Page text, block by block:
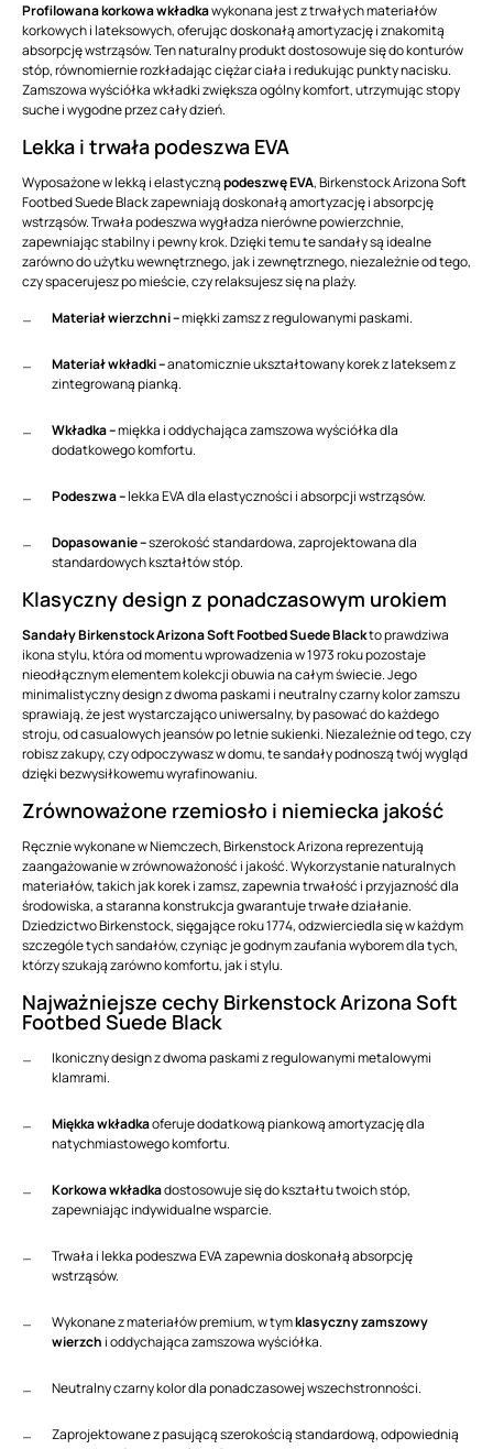
Profilowana korkowa wkładkawykonana jest z trwałych materiałów
korkowych i lateksowych, oferując doskonałą amortyzację i znakomitą
absorpcję wstrząsów. Ten naturalny produkt dostosowuje się do konturów
stóp, równomiernie rozkładając ciężar ciała i redukując punkty nacisku.
Zamszowa wyściółka wkładki zwiększa ogólny komfort, utrzymując stopy
suche i wygodne przez cały dzień.
Lekka i trwała podeszwa EVA
Wyposażone w lekką i elastycznąpodeszwę EVA, Birkenstock Arizona Soft
Footbed Suede Black zapewniają doskonałą amortyzację i absorpcję
wstrząsów. Trwała podeszwa wygładza nierówne powierzchnie,
zapewniając stabilny i pewny krok. Dzięki temu te sandały są idealne
zarówno do użytku wewnętrznego, jak i zewnętrznego, niezależnie od tego,
czy spacerujesz po mieście, czy relaksujesz się na plaży.
Materiał wierzchni –miękki zamsz z regulowanymi paskami.
Materiał wkładki –anatomicznie ukształtowany korek z lateksem z
zintegrowaną pianką.
Wkładka –miękka i oddychająca zamszowa wyściółka dla
dodatkowego komfortu.
Podeszwa –lekka EVA dla elastyczności i absorpcji wstrząsów.
Dopasowanie –szerokość standardowa, zaprojektowana dla
standardowych kształtów stóp.
Klasyczny design z ponadczasowym urokiem
Sandały Birkenstock Arizona Soft Footbed Suede Blackto prawdziwa
ikona stylu, która od momentu wprowadzenia w 1973 roku pozostaje
nieodłącznym elementem kolekcji obuwia na całym świecie. Jego
minimalistyczny design z dwoma paskami i neutralny czarny kolor zamszu
sprawiają, że jest wystarczająco uniwersalny, by pasować do każdego
stroju, od casualowych jeansów po letnie sukienki. Niezależnie od tego, czy
robisz zakupy, czy odpoczywasz w domu, te sandały podnoszą twój wygląd
dzięki bezwysiłkowemu wyrafinowaniu.
Zrównoważone rzemiosło i niemiecka jakość
Ręcznie wykonane w Niemczech, Birkenstock Arizona reprezentują
zaangażowanie w zrównoważoność i jakość. Wykorzystanie naturalnych
materiałów, takich jak korek i zamsz, zapewnia trwałość i przyjazność dla
środowiska, a staranna konstrukcja gwarantuje trwałe działanie.
Dziedzictwo Birkenstock, sięgające roku 1774, odzwierciedla się w każdym
szczególe tych sandałów, czyniąc je godnym zaufania wyborem dla tych,
którzy szukają zarówno komfortu, jak i stylu.
Najważniejsze cechy Birkenstock Arizona Soft
Footbed Suede Black
Ikoniczny design z dwoma paskami z regulowanymi metalowymi
klamrami.
Miękka wkładkaoferuje dodatkową piankową amortyzację dla
natychmiastowego komfortu.
Korkowa wkładkadostosowuje się do kształtu twoich stóp,
zapewniając indywidualne wsparcie.
Trwała i lekka podeszwa EVA zapewnia doskonałą absorpcję
wstrząsów.
Wykonane z materiałów premium, w tymklasyczny zamszowy
wierzch i oddychająca zamszowa wyściółka.
Neutralny czarny kolor dla ponadczasowej wszechstronności.
Zaprojektowane z pasującą szerokością standardową, odpowiednią